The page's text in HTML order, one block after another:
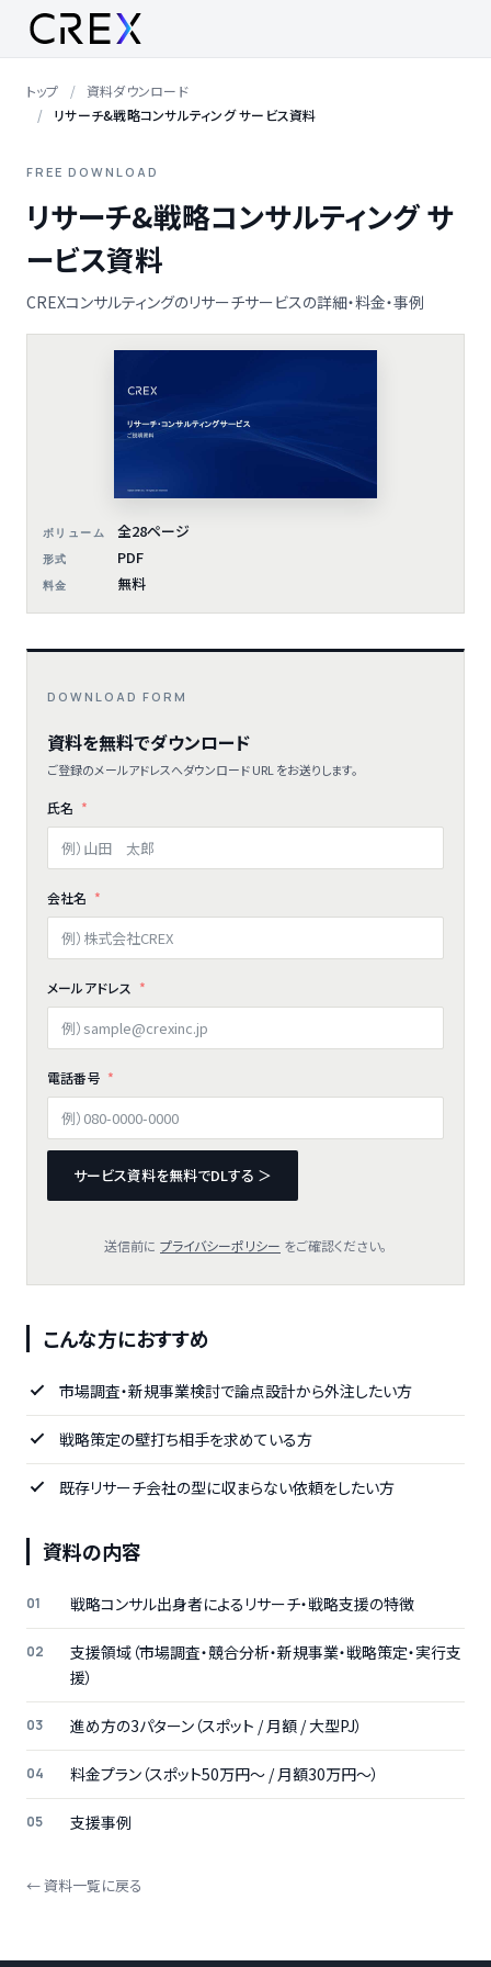
トップ
資料ダウンロード
リサーチ&戦略コンサルティング サービス資料
FREE DOWNLOAD
リサーチ&戦略コンサルティング サ
ービス資料
CREXコンサルティングのリサーチサービスの詳細・料金・事例
ボリューム 全28ページ
形式 PDF
料金 無料
DOWNLOAD FORM
資料を無料でダウンロード
ご登録のメールアドレスへダウンロード URL をお送りします。
氏名
会社名
メールアドレス
電話番号
サービス資料を無料でDLする ＞
送信前に プライバシーポリシー をご確認ください。
こんな方におすすめ
市場調査・新規事業検討で論点設計から外注したい方
戦略策定の壁打ち相手を求めている方
既存リサーチ会社の型に収まらない依頼をしたい方
資料の内容
戦略コンサル出身者によるリサーチ・戦略支援の特徴
支援領域（市場調査・競合分析・新規事業・戦略策定・実行支
援）
進め方の3パターン（スポット / 月額 / 大型PJ）
料金プラン（スポット50万円〜 / 月額30万円〜）
支援事例
← 資料一覧に戻る